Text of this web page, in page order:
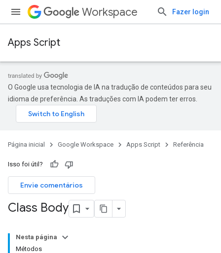
Workspace Fazer login
Apps Script
O Google usa tecnologia de IA na tradução de conteúdos para seu
idioma de preferência. As traduções com IA podem ter erros.
Página inicial Google Workspace Apps Script Referência
Isso foi útil?
Envie comentários
Class Body
Nesta página
Métodos